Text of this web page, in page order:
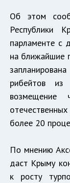
Об этом
Республики
парламенте с
на ближайшие
рибейтов
возмещение
более 20
По мнению
даст Крыму
к росту